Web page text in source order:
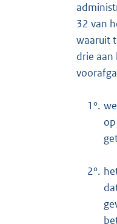
32 van
waaruit
drie
1°.
2°.